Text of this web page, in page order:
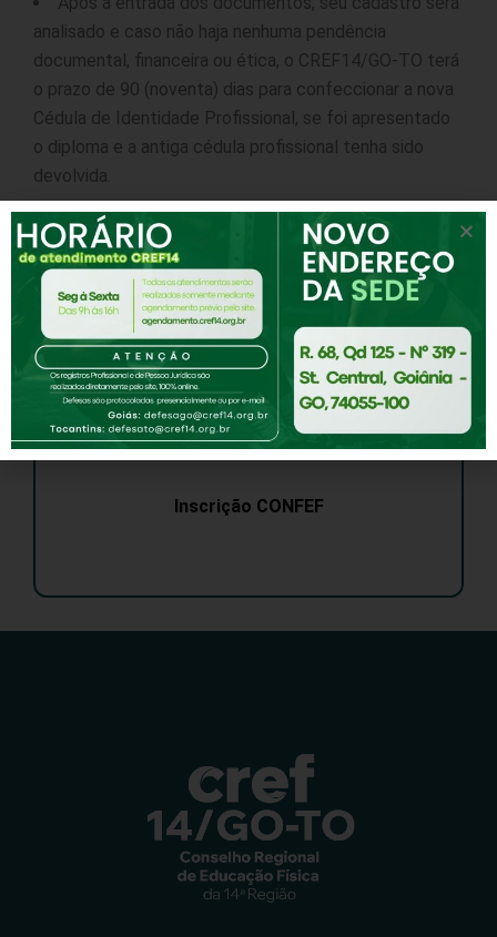
analisado e caso não haja nenhuma pendência
documental, financeira ou ética, o CREF14/GO‐TO terá
o prazo de 90 (noventa) dias para confeccionar a nova
Cédula de Identidade Profissional, se foi apresentado
o diploma e a antiga cédula profissional tenha sido
devolvida.
Formulários
Inscrição CONFEF